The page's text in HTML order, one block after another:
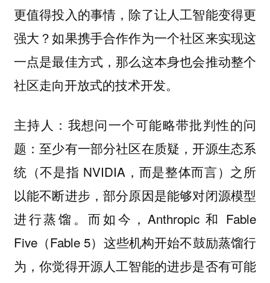
更值得投入的事情，除了让人工智能变得更
强大？如果携手合作作为一个社区来实现这
一点是最佳方式，那么这本身也会推动整个
社区走向开放式的技术开发。
主持人： 我想问一个可能略带批判性的问
题：至少有一部分社区在质疑，开源生态系
统（不是指 NVIDIA，而是整体而言）之所
以能不断进步，部分原因是能够对闭源模型
进行蒸馏。而如今，Anthropic 和 Fable
Five（Fable 5）这些机构开始不鼓励蒸馏行
为，你觉得开源人工智能的进步是否有可能